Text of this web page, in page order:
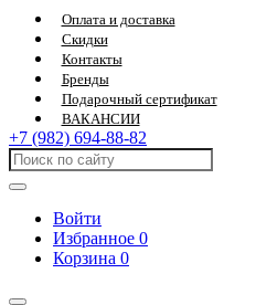
Оплата и доставка
Скидки
Контакты
Бренды
Подарочный сертификат
ВАКАНСИИ
+7 (982) 694-88-82
Войти
Избранное 0
Корзина 0